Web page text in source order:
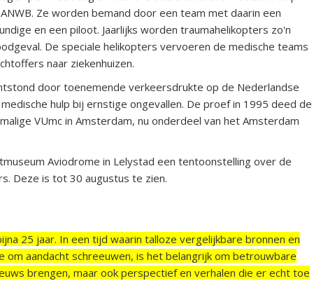
Ze worden bemand door een team met daarin een
en een piloot. Jaarlijks worden traumahelikopters zo'n
De speciale helikopters vervoeren de medische teams
naar ziekenhuizen.
door toenemende verkeersdrukte op de Nederlandse
hulp bij ernstige ongevallen. De proef in 1995 deed de
VUmc in Amsterdam, nu onderdeel van het Amsterdam
Aviodrome in Lelystad een tentoonstelling over de
Deze is tot 30 augustus te zien.
25 jaar. In een tijd waarin talloze vergelijkbare bronnen en
aandacht schreeuwen, is het belangrijk om betrouwbare
brengen, maar ook perspectief en verhalen die er echt toe